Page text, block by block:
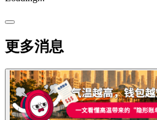
更多消息